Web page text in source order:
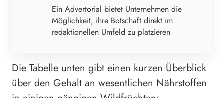
Ein Advertorial bietet Unternehmen die
Möglichkeit, ihre Botschaft direkt im
redaktionellen Umfeld zu platzieren
Die Tabelle unten gibt einen kurzen Überblick
über den Gehalt an wesentlichen Nährstoffen